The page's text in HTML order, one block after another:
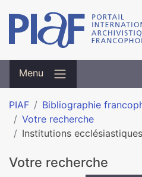
Menu
PIAF
Bibliographie
Votre recherche
Institutions
Votre recherche